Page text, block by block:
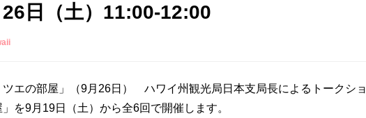
日（土）11:00-12:00
ツエの部屋」（9月26日） ハワイ州観光局日本支局長によるトークショ
を9月19日（土）から全6回で開催します。